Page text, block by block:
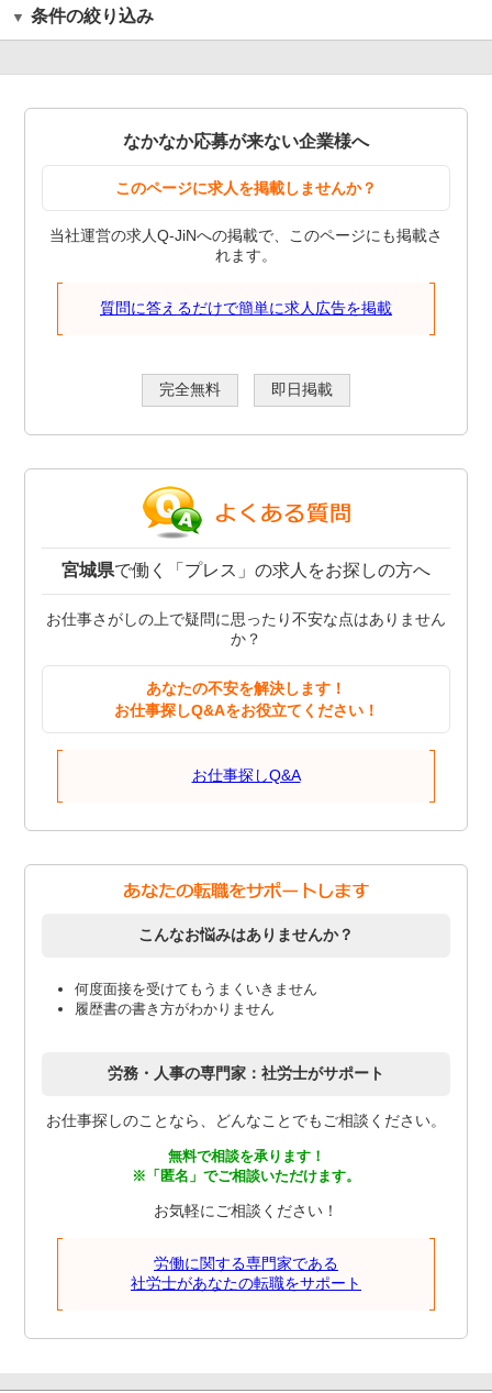
条件の絞り込み
なかなか応募が来ない企業様へ
このページに求人を掲載しませんか？
当社運営の求人Q-JiNへの掲載で、このページにも掲載さ
れます。
質問に答えるだけで簡単に求人広告を掲載
完全無料 即日掲載
宮城県で働く「プレス」の求人をお探しの方へ
お仕事さがしの上で疑問に思ったり不安な点はありません
か？
あなたの不安を解決します！
お仕事探しQ&Aをお役立てください！
お仕事探しQ&A
こんなお悩みはありませんか？
何度面接を受けてもうまくいきません
履歴書の書き方がわかりません
労務・人事の専門家：社労士がサポート
お仕事探しのことなら、どんなことでもご相談ください。
無料で相談を承ります！
※「匿名」でご相談いただけます。
お気軽にご相談ください！
労働に関する専門家である
社労士があなたの転職をサポート